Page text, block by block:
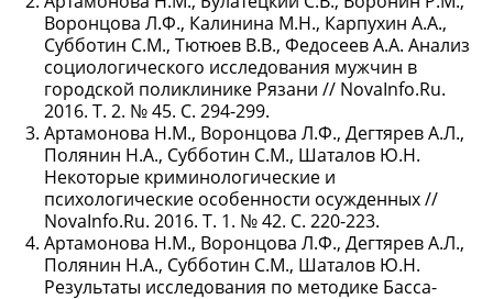
Воронцова Л.Ф., Калинина М.Н., Карпухин А.А.,
Субботин С.М., Тютюев В.В., Федосеев А.А. Анализ
социологического исследования мужчин в
городской поликлинике Рязани // NovaInfo.Ru.
2016. Т. 2. № 45. С. 294-299.
Артамонова Н.М., Воронцова Л.Ф., Дегтярев А.Л.,
Полянин Н.А., Субботин С.М., Шаталов Ю.Н.
Некоторые криминологические и
психологические особенности осужденных //
NovaInfo.Ru. 2016. Т. 1. № 42. С. 220-223.
Артамонова Н.М., Воронцова Л.Ф., Дегтярев А.Л.,
Полянин Н.А., Субботин С.М., Шаталов Ю.Н.
Результаты исследования по методике Басса-